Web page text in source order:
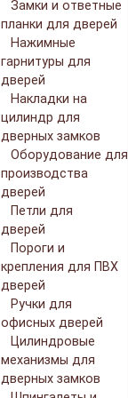
Замки и ответные
планки для дверей
Нажимные
гарнитуры для
дверей
Накладки на
цилиндр для
дверных замков
Оборудование для
производства
дверей
Петли для
дверей
Пороги и
крепления для ПВХ
дверей
Ручки для
офисных дверей
Цилиндровые
механизмы для
дверных замков